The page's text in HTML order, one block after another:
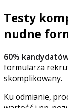
Testy
nudne
60%
formularza
skomplikowany.
Ku odmianie,